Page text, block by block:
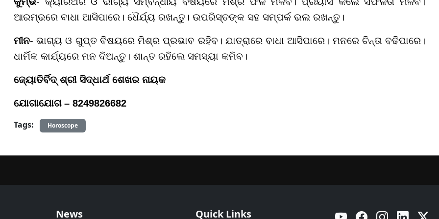
ଆରମ୍ଭରେ ବାଧା ଆସିପାରେ। ଧୈର୍ଯ୍ୟ ରଖନ୍ତୁ। ଉପରିସ୍ତଙ୍କ ସହ ସମ୍ପର୍କ ଭଲ ରଖନ୍ତୁ।
ମୀନ- ଭାଗ୍ୟ ଓ ଗୁପ୍ତ ବିଷୟରେ ମିଶ୍ର ପ୍ରଭାବ ରହିବ। ଯାତ୍ରାରେ ବାଧା ଆସିପାରେ। ମନରେ ଚିନ୍ତା ବଢିପାରେ।
ଧାର୍ମିକ କାର୍ଯ୍ୟରେ ମନ ଦିଅନ୍ତୁ। ଶାନ୍ତ ରହିଲେ ସମସ୍ୟା କମିବ।
ଜ୍ୟୋତିର୍ବିଦ୍ ଶ୍ରୀ ସିଦ୍ଧାର୍ଥ ଶେଖର ନାୟକ
ଯୋଗାଯୋଗ – 8249826682
Tags:
Horoscope
News Quick Links YouTube Facebook Instagram